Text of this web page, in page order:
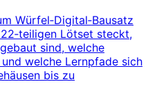
Würfel‑Digital‑Bausatz
Lötset steckt,
sind, welche
welche Lernpfade sich
bis zu